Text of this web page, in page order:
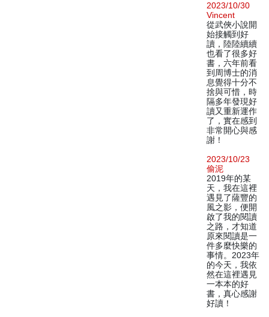
2023/10/30
Vincent
從武俠小說開
始接觸到好
讀，陸陸續續
也看了很多好
書，六年前看
到周博士的消
息覺得十分不
捨與可惜，時
隔多年發現好
讀又重新運作
了，實在感到
非常開心與感
謝！
2023/10/23
偷泥
2019年的某
天，我在這裡
遇見了薩豐的
風之影，便開
啟了我的閱讀
之路，才知道
原來閱讀是一
件多麼快樂的
事情。2023年
的今天，我依
然在這裡遇見
一本本的好
書，真心感謝
好讀！